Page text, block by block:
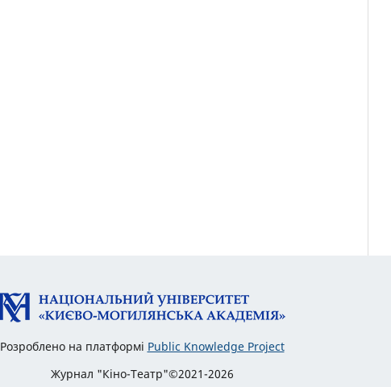
Розроблено на платформі Public Knowledge Project
Журнал "Кіно-Театр"©2021-2026